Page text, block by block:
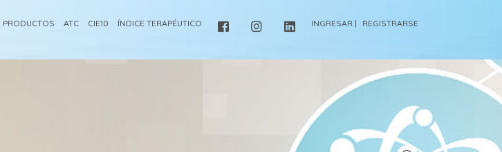
PRODUCTOS ATC CIE10 ÍNDICE TERAPÉUTICO INGRESAR | REGISTRARSE